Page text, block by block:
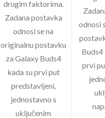
drugim faktorima.
Zadana postavka
odnosi se na
originalnu postavku
za Galaxy Buds4
kada su prvi put
predstavljeni,
jednostavno s
uključenim
odnosi
Buds4
prvi